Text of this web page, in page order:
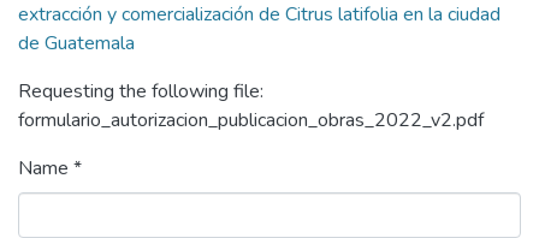
extracción y comercialización de Citrus latifolia en la ciudad
de Guatemala
Requesting the following file:
formulario_autorizacion_publicacion_obras_2022_v2.pdf
Name *